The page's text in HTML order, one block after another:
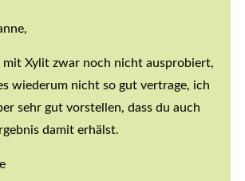
mit Xylit zwar noch nicht ausprobiert,
wiederum nicht so gut vertrage, ich
sehr gut vorstellen, dass du auch
damit erhälst.